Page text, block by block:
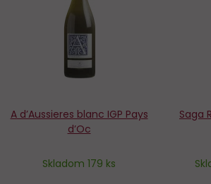
A d’Aussieres blanc IGP Pays
d’Oc
Skladom 179 ks
Saga